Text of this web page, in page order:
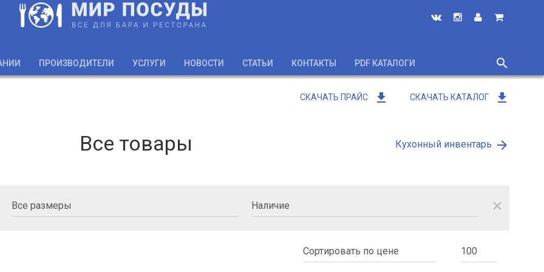
ПРОИЗВОДИТЕЛИ УСЛУГИ НОВОСТИ СТАТЬИ КОНТАКТЫ PDF КАТАЛОГИ
search
close
СКАЧАТЬ ПРАЙС get_app СКАЧАТЬ КАТАЛОГ get_app
Все товары Кухонный инвентарь arrow_forward
close